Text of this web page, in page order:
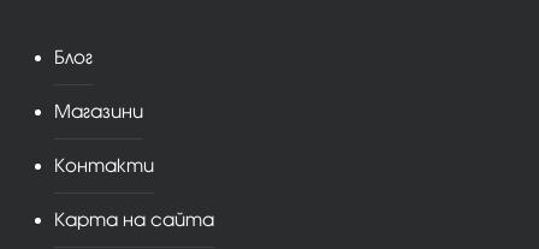
Блог
Магазини
Контакти
Карта на сайта